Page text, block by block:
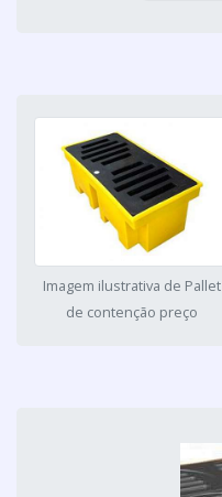
Imagem ilustrativa de Pallet
de contenção preço